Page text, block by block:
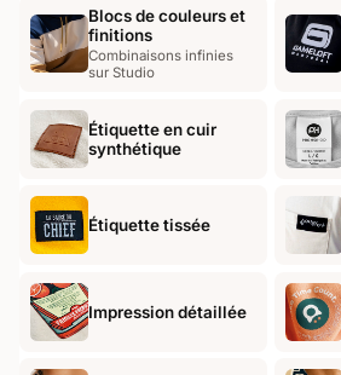
Blocs de couleurs et
finitions
Combinaisons infinies
sur Studio
Étiquette en cuir
synthétique
Étiquette tissée
Impression détaillée